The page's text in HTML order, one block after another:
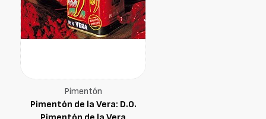
Pimentón
Pimentón de la Vera: D.O.